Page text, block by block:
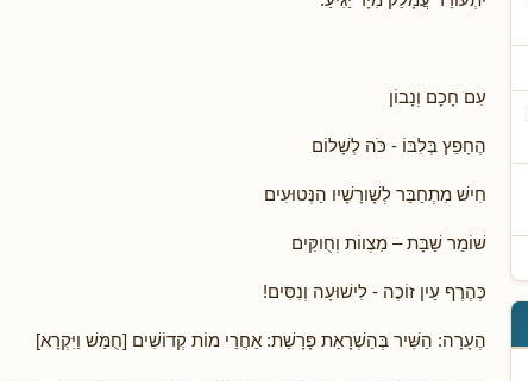
עִם חָכָם וְנָבוֹן
הֶחָפֵץ בְּלִבּוֹ - כֹּה לְשָׁלוֹם
חִישׁ מִתְחַבֵּר לְשָׁורָשָׁיו הַנְּטוּעִים
שׁוֹמֵר שַׁבָּת – מִצְווֹת וְחֻוקִּים
כְּהֶרֶף עַיִן זוֹכֶה - לִישׁוּעָה וְנִסִּים!
הֶעָרָה: הַשִּׁיר בְּהַשְׁרָאַת פָּרָשַׁת: אַחֲרֵי מוֹת קְדוֹשִׁים [חֻמַּשׁ וַיִּקְרָא]